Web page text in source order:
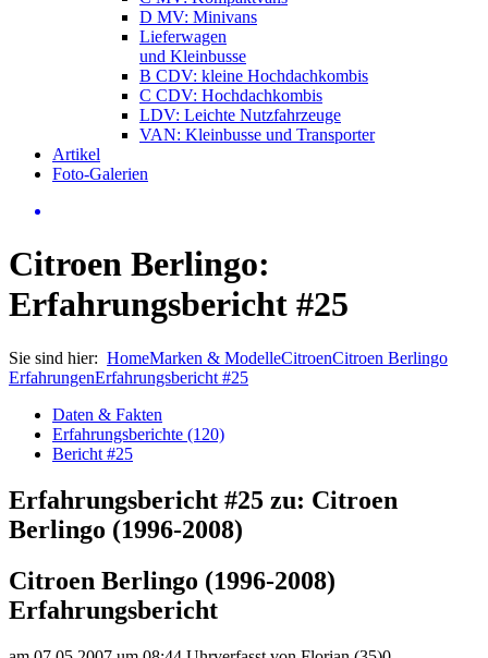
D MV: Minivans
Lieferwagen
und Kleinbusse
B CDV: kleine Hochdachkombis
C CDV: Hochdachkombis
LDV: Leichte Nutzfahrzeuge
VAN: Kleinbusse und Transporter
Artikel
Foto-Galerien
Citroen Berlingo:
Erfahrungsbericht #25
Sie sind hier: HomeMarken & ModelleCitroenCitroen Berlingo
ErfahrungenErfahrungsbericht #25
Daten & Fakten
Erfahrungsberichte (120)
Bericht #25
Erfahrungsbericht #25 zu: Citroen
Berlingo (1996-2008)
Citroen Berlingo (1996-2008)
Erfahrungsbericht